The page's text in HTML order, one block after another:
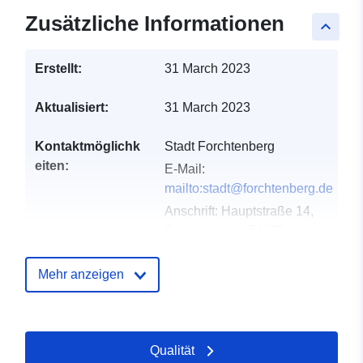
keyboard_arrow_up
Zusätzliche Informationen
Erstellt: 31 March 2023
Aktualisiert: 31 March 2023
Kontaktmöglichk
eiten:
Stadt Forchtenberg
E-Mail:
mailto:stadt@forchtenberg.de
Anschrift: Hauptstraße 14,
Verzeichnis der
Zu data.europa.eu hinzugefügt:
21 February 2026
Mehr anzeigen
Qualität